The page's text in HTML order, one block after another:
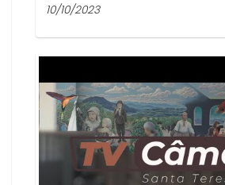
10/10/2023